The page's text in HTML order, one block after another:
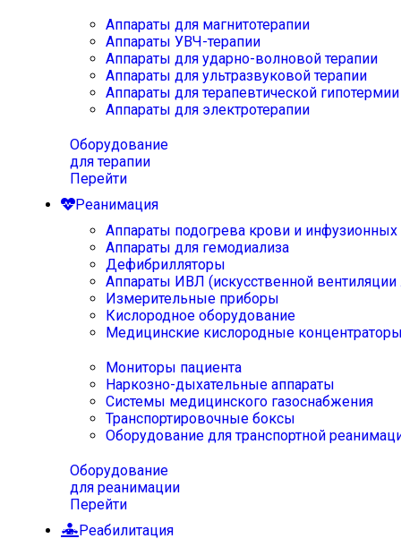
Аппараты для магнитотерапии
Аппараты УВЧ-терапии
Аппараты для ударно-волновой терапии
Аппараты для ультразвуковой терапии
Аппараты для терапевтической
Аппараты для электротерапии
Оборудование
для терапии
Перейти
Реанимация
Аппараты подогрева крови и инфузионных
Аппараты для гемодиализа
Дефибрилляторы
Аппараты ИВЛ (искусственной вентиляции
Измерительные приборы
Кислородное оборудование
Медицинские кислородные
Мониторы пациента
Наркозно-дыхательные аппараты
Системы медицинского газоснабжения
Транспортировочные боксы
Оборудование для транспортной
Оборудование
для реанимации
Перейти
Реабилитация